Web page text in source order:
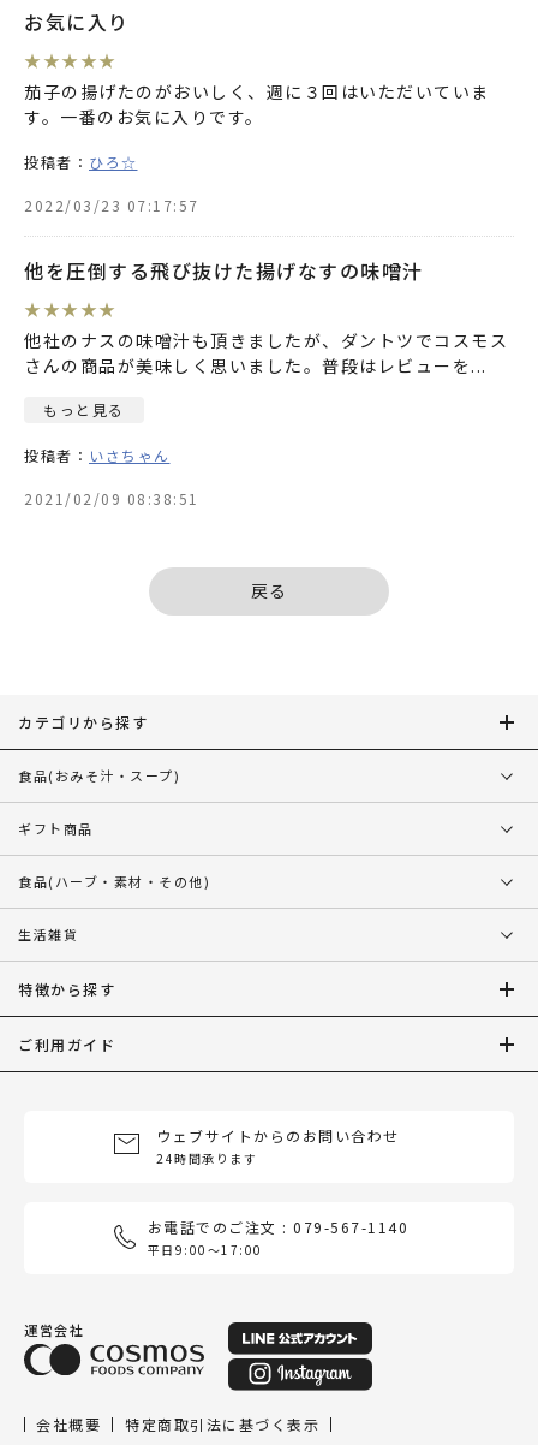
お気に入り
★ ★★ ★★
茄子の揚げたのがおいしく、週に３回はいただいていま
す。一番のお気に入りです。
投稿者： ひろ☆
2022/03/23 07:17:57
他を圧倒する飛び抜けた揚げなすの味噌汁
★ ★★ ★★
他社のナスの味噌汁も頂きましたが、ダントツでコスモス
さんの商品が美味しく思いました。普段はレビューを...
もっと見る
投稿者： いさちゃん
2021/02/09 08:38:51
戻る
カテゴリから探す
食品(おみそ汁・スープ)
ギフト商品
食品(ハーブ・素材・その他)
生活雑貨
特徴から探す
ご利用ガイド
ウェブサイトからのお問い合わせ
24時間承ります
お電話でのご注文 : 079-567-1140
平日9:00〜17:00
運営会社
会社概要
特定商取引法に基づく表示